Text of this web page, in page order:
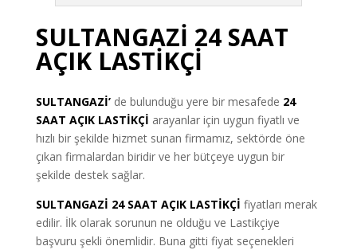
SULTANGAZİ 24 SAAT
AÇIK LASTİKÇİ
SULTANGAZİ’ de bulunduğu yere bir mesafede 24
SAAT AÇIK LASTİKÇİ arayanlar için uygun fiyatlı ve
hızlı bir şekilde hizmet sunan firmamız, sektörde öne
çıkan firmalardan biridir ve her bütçeye uygun bir
şekilde destek sağlar.
SULTANGAZİ 24 SAAT AÇIK LASTİKÇİ fiyatları merak
edilir. İlk olarak sorunun ne olduğu ve Lastikçiye
başvuru şekli önemlidir. Buna gitti fiyat seçenekleri